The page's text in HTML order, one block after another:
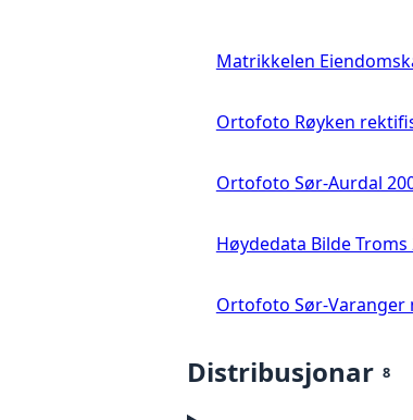
Matrikkelen
Ortofoto Røyken
Ortofoto Sør-Aurdal
Høydedata Bilde Troms
Ortofoto Sør-
Distribusjonar 8